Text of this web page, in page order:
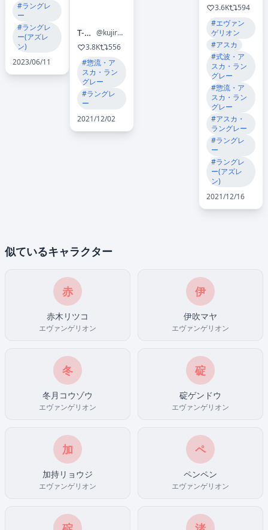
#ラングレ
ー
#ラングレ
ー(アズレ
ン)
2023/06/11
T-n/テン
@kujiracamera
3.8K
556
#惣流・ア
スカ・ラン
グレー
#ラングレ
ー
2021/12/02
3.6K
594
#エヴァン
ゲリオン
#アスカ
#式波・ア
スカ・ラン
グレー
#惣流・ア
スカ・ラン
グレー
#アスカ・
ラングレー
#ラングレ
ー
#ラングレ
ー(アズレ
ン)
2021/12/16
似ているキャラクター
赤
赤木リツコ
エヴァンゲリオン
伊
伊吹マヤ
エヴァンゲリオン
冬
冬月コウゾウ
エヴァンゲリオン
碇
碇ゲンドウ
エヴァンゲリオン
加
加持リョウジ
エヴァンゲリオン
ペ
ペンペン
エヴァンゲリオン